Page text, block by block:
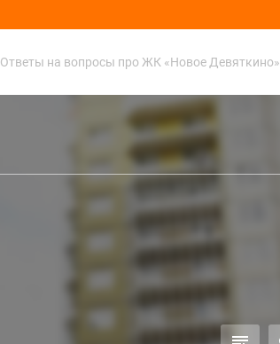
Ответы на вопросы про ЖК «Новое Девяткино»